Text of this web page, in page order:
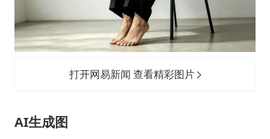
打开网易新闻 查看精彩图片
AI生成图